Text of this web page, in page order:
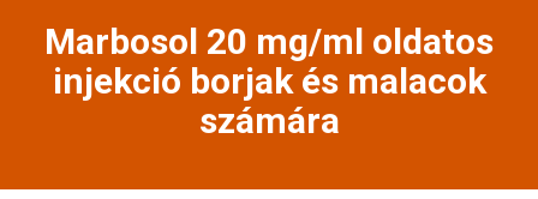
Marbosol 20 mg/ml oldatos
injekció borjak és malacok
számára